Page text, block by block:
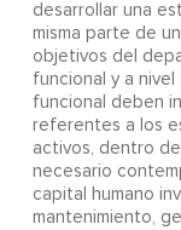
desarrollar una
misma parte de
objetivos del
funcional y a nivel
funcional deben
referentes a los
activos, dentro
necesario
capital humano
mantenimiento,